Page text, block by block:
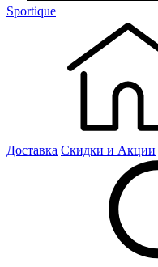
Sportique
Доставка Скидки и Акции